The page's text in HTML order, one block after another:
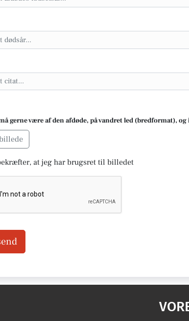
gerne være af den afdøde, på vandret led (bredformat),
at jeg har brugsret til billedet